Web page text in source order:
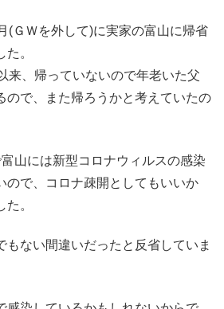
(ＧＷを外して)に実家の富山に帰省
。
来、帰っていないので年老いた父
ので、また帰ろうかと考えていたの
山には新型コロナウィルスの感染
ので、コロナ疎開としてもいいか
。
もない間違いだったと反省していま